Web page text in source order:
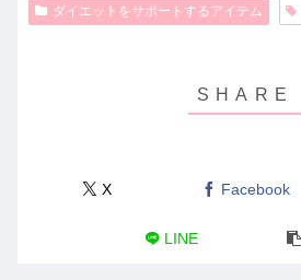
ダイエットをサポートするアイテム
X Facebook
LINE